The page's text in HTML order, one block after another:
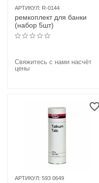
АРТИКУЛ: R-0144
ремкоплект для банки
(набор 5шт)
Свяжитесь с нами насчёт
цены
АРТИКУЛ: 593 0649